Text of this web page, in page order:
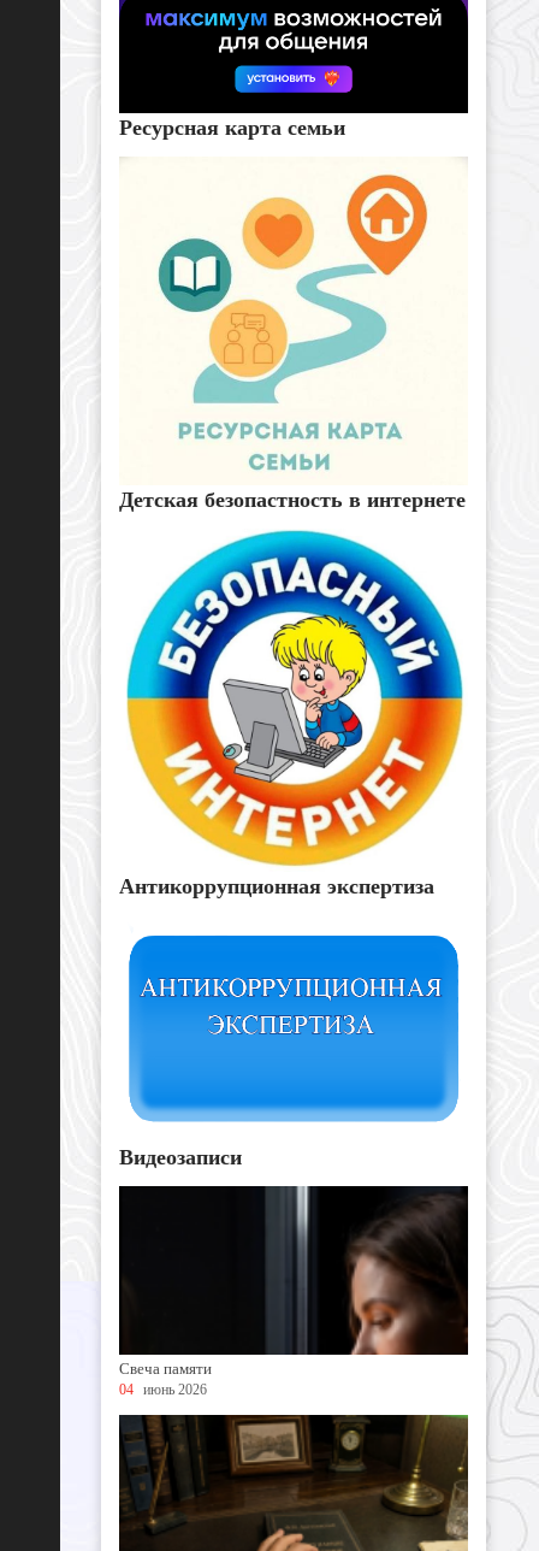
Ресурсная карта семьи
Детская безопастность в интернете
Антикоррупционная экспертиза
Видеозаписи
Свеча памяти
04 июнь 2026